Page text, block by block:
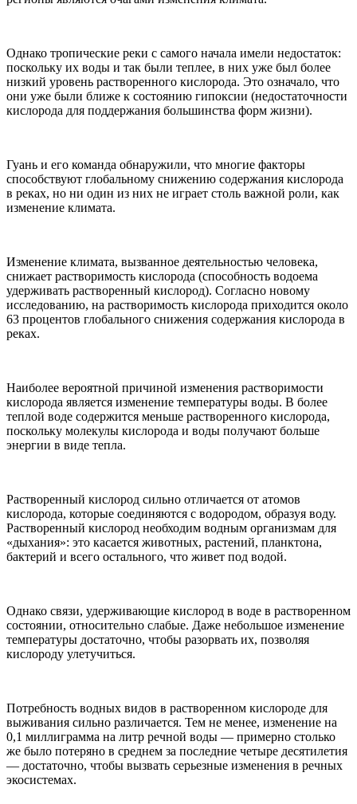
Однако тропические реки с самого начала имели недостаток:
поскольку их воды и так были теплее, в них уже был более
низкий уровень растворенного кислорода. Это означало, что
они уже были ближе к состоянию гипоксии (недостаточности
кислорода для поддержания большинства форм жизни).
Гуань и его команда обнаружили, что многие факторы
способствуют глобальному снижению содержания кислорода
в реках, но ни один из них не играет столь важной роли, как
изменение климата.
Изменение климата, вызванное деятельностью человека,
снижает растворимость кислорода (способность водоема
удерживать растворенный кислород). Согласно новому
исследованию, на растворимость кислорода приходится около
63 процентов глобального снижения содержания кислорода в
реках.
Наиболее вероятной причиной изменения растворимости
кислорода является изменение температуры воды. В более
теплой воде содержится меньше растворенного кислорода,
поскольку молекулы кислорода и воды получают больше
энергии в виде тепла.
Растворенный кислород сильно отличается от атомов
кислорода, которые соединяются с водородом, образуя воду.
Растворенный кислород необходим водным организмам для
«дыхания»: это касается животных, растений, планктона,
бактерий и всего остального, что живет под водой.
Однако связи, удерживающие кислород в воде в растворенном
состоянии, относительно слабые. Даже небольшое изменение
температуры достаточно, чтобы разорвать их, позволяя
кислороду улетучиться.
Потребность водных видов в растворенном кислороде для
выживания сильно различается. Тем не менее, изменение на
0,1 миллиграмма на литр речной воды — примерно столько
же было потеряно в среднем за последние четыре десятилетия
— достаточно, чтобы вызвать серьезные изменения в речных
экосистемах.